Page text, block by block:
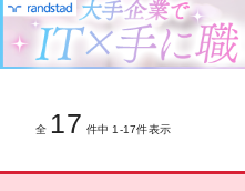
全 17 件中 1-17件表示